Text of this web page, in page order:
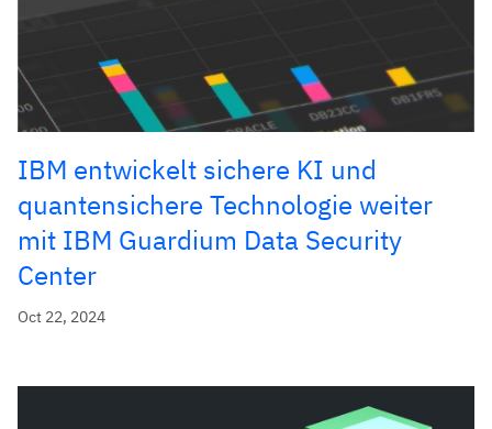
IBM entwickelt sichere KI und
quantensichere Technologie weiter
mit IBM Guardium Data Security
Center
Oct 22, 2024